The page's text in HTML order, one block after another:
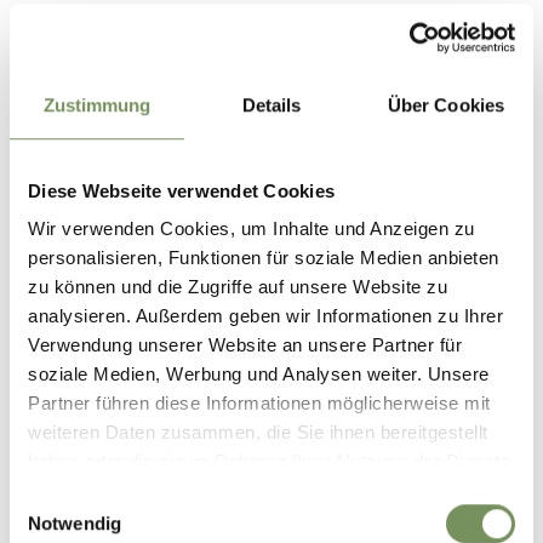
Zustimmung Details Über Cookies
Diese Webseite verwendet Cookies
Wir verwenden Cookies, um Inhalte und Anzeigen zu
personalisieren, Funktionen für soziale Medien anbieten
zu können und die Zugriffe auf unsere Website zu
analysieren. Außerdem geben wir Informationen zu Ihrer
Verwendung unserer Website an unsere Partner für
soziale Medien, Werbung und Analysen weiter. Unsere
Partner führen diese Informationen möglicherweise mit
weiteren Daten zusammen, die Sie ihnen bereitgestellt
Notwendig
• Buslinie 240 von Meran Richtung St.
Leonhard/Moos/Pfelders.
• Buslinie 240 von Pfelders/Moos Richtung St.
Leonhard/Meran.
• Buslinie 239 vom Jaufenpass/von Walten Richtung St.
Haltestelle "St. Leonhard, Busbahnhof"
Die Fahrpläne findest du auf www.suedtirolmobil.info oder